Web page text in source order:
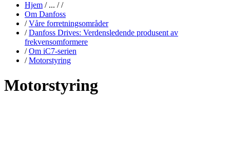
Hjem /... / /
Om Danfoss
/ Våre forretningsområder
/ Danfoss Drives: Verdensledende produsent av
frekvensomformere
/ Om iC7-serien
/ Motorstyring
Motorstyring